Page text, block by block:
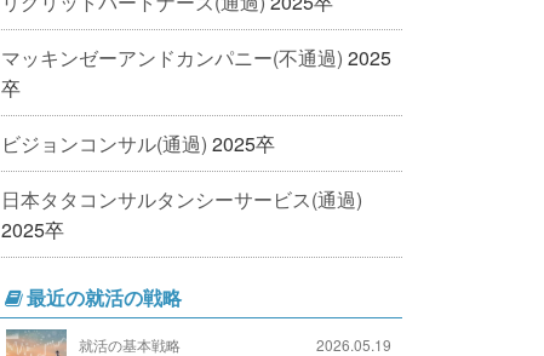
マッキンゼーアンドカンパニー(不通過) 2025
卒
ビジョンコンサル(通過) 2025卒
日本タタコンサルタンシーサービス(通過)
2025卒
最近の就活の戦略
就活の基本戦略 2026.05.19